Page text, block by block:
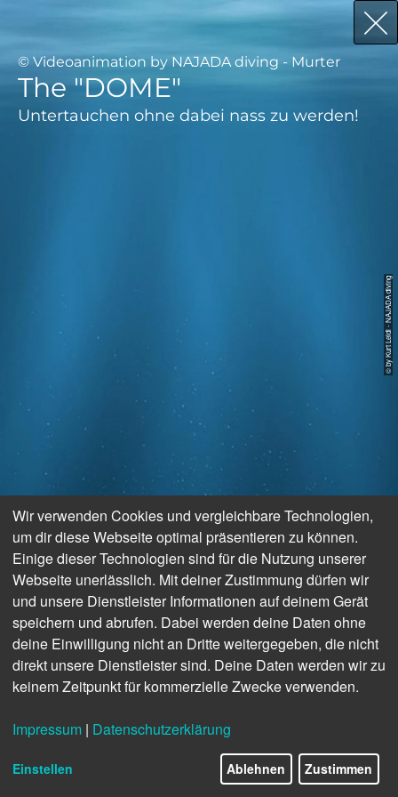
© Videoanimation by NAJADA diving - Murter
The "DOME"
Untertauchen ohne dabei nass zu werden!
© by Kurt Leidl - NAJADA diving
Wir verwenden Cookies und vergleichbare Technologien,
um dir diese Webseite optimal präsentieren zu können.
Einige dieser Technologien sind für die Nutzung unserer
Webseite unerlässlich. Mit deiner Zustimmung dürfen wir
und unsere Dienstleister Informationen auf deinem Gerät
speichern und abrufen. Dabei werden deine Daten ohne
deine Einwilligung nicht an Dritte weitergegeben, die nicht
direkt unsere Dienstleister sind. Deine Daten werden wir zu
keinem Zeitpunkt für kommerzielle Zwecke verwenden.
Impressum | Datenschutzerklärung
Einstellen Ablehnen Zustimmen